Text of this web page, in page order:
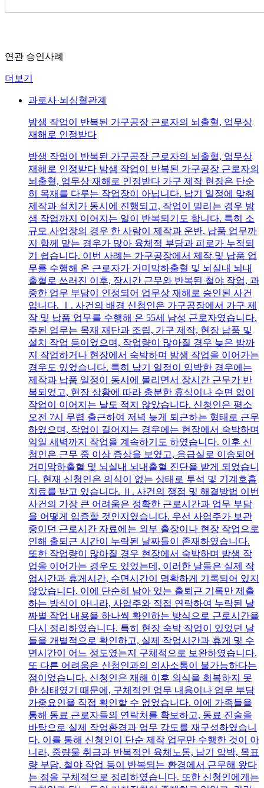
연관 승인사례
더보기
과로사·뇌심혈관계
밤샘 작업이 반복된 가구공장 근로자의 뇌출혈, 업무상
재해로 인정받다
밤샘 작업이 반복된 가구공장 근로자의 뇌출혈, 업무상
재해로 인정받다 밤샘 작업이 반복된 가구공장 근로자의
뇌출혈, 업무상 재해로 인정받다 가구 제작 현장은 단순
히 목재를 다루는 작업장이 아닙니다. 납기 일정에 맞춰
제작과 설치가 동시에 진행되고, 작업이 밀리는 경우 밤
샘 작업까지 이어지는 일이 반복되기도 합니다. 특히 소
규모 사업장의 경우 한 사람이 제작과 운반, 납품 업무까
지 함께 맡는 경우가 많아 육체적 부담과 피로가 누적되
기 쉽습니다. 이번 사례는 가구공장에서 제작 및 납품 업
무를 수행해 온 근로자가 거미막하출혈 및 뇌실내 뇌내
출혈로 쓰러진 이후, 장시간 근무와 반복된 철야 작업, 과
중한 업무 부담이 인정되어 업무상 재해로 승인된 사건
입니다. Ⅰ. 사건의 배경 신청인은 가구공장에서 가구 제
작 및 납품 업무를 수행해 온 55세 남성 근로자였습니다.
주된 업무는 목재 재단과 조립, 가구 제작, 현장 납품 및
설치 작업 등이었으며, 작업량이 많아질 경우 늦은 밤까
지 작업하거나 현장에서 숙박하며 밤샘 작업을 이어가는
경우도 있었습니다. 특히 납기 일정이 임박한 경우에는
제작과 납품 일정이 동시에 몰리면서 장시간 근무가 반
복되었고, 현장 상황에 따라 충분한 휴식이나 수면 없이
작업이 이어지는 날도 적지 않았습니다. 신청인은 평소
오전 7시 무렵 출근하여 저녁 늦게 퇴근하는 형태로 근무
하였으며, 작업이 길어지는 경우에는 현장에서 숙박하며
익일 새벽까지 작업을 계속하기도 하였습니다. 이후 신
청인은 근무 중 이상 증상을 보였고, 응급실로 이송되어
거미막하출혈 및 뇌실내 뇌내출혈 진단을 받게 되었습니
다. 현재 신청인은 의식이 없는 상태로 투석 및 기계호흡
치료를 받고 있습니다. Ⅱ. 사건의 쟁점 및 해결방법 이번
사건의 가장 큰 어려움은 정확한 근로시간과 업무 부담
을 어떻게 입증할 것인지였습니다. 우선 사업주가 보관
중이던 근로시간 자료에는 외부 출장이나 현장 작업으로
인해 출퇴근 시간이 누락된 날짜들이 존재하였습니다.
또한 작업량이 많아질 경우 현장에서 숙박하며 밤샘 작
업을 이어가는 경우도 있었는데, 이러한 날들은 실제 작
업시간과 휴게시간, 수면시간이 명확하게 기록되어 있지
않았습니다. 이에 단순히 남아 있는 출퇴근 기록만 제출
하는 방식이 아니라, 사업주와 직접 연락하여 누락된 날
짜별 작업 내용을 하나씩 확인하는 방식으로 근로시간을
다시 정리하였습니다. 특히 현장 숙박 작업이 있었던 날
들을 개별적으로 확인하고, 실제 작업시간과 휴게 및 수
면시간이 어느 정도였는지 구체적으로 보완하였습니다.
또 다른 어려움은 신청인과의 의사소통이 불가능하다는
점이었습니다. 신청인은 재해 이후 의식을 회복하지 못
한 상태였기 때문에, 구체적인 업무 내용이나 업무 부담
가중요인을 직접 확인할 수 없었습니다. 이에 가족들을
통해 동료 근로자들의 연락처를 확보하고, 동료 진술을
바탕으로 실제 작업환경과 업무 강도를 재구성하였습니
다. 이를 통해 신청인이 단순 제작 업무만 수행한 것이 아
니라, 중량물 취급과 반복적인 육체노동, 납기 압박, 목표
량 부담, 철야 작업 등이 반복되는 환경에서 근무해 왔다
는 점을 구체적으로 정리하였습니다. 또한 신청인에게는